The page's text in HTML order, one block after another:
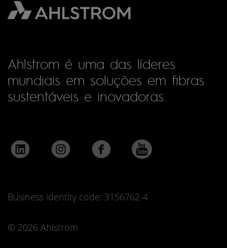
Ahlstrom é uma das líderes
mundiais em soluções em fibras
sustentáveis e inovadoras.
Business identity code: 3156762-4
© 2026 Ahlstrom